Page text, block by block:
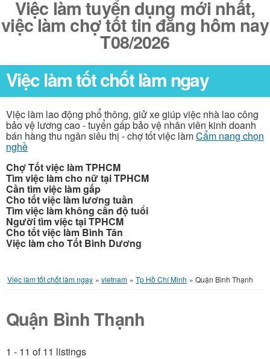
Việc làm tuyển dụng mới nhất,
việc làm chợ tốt tin đăng hôm nay
T08/2026
Việc làm tốt chốt làm ngay
Việc làm lao động phổ thông, giử xe giúp việc nhà lao công
bảo vệ lương cao - tuyển gấp bảo vệ nhân viên kinh doanh
bán hàng thu ngân siêu thị - chợ tốt việc làmCẩm nang chọn
nghề
Chợ Tốt việc làm TPHCM
Tìm việc làm cho nữ tại TPHCM
Cần tìm việc làm gấp
Cho tốt việc làm lương tuần
Tìm việc làm không cần độ tuổi
Người tìm việc tại TPHCM
Cho tốt việc làm Bình Tân
Việc làm cho Tốt Bình Dương
Việc làm tốt chốt làm ngay » vietnam » Tp Hồ Chí Minh » Quận Bình Thạnh
Quận Bình Thạnh
1 - 11 of 11 listings